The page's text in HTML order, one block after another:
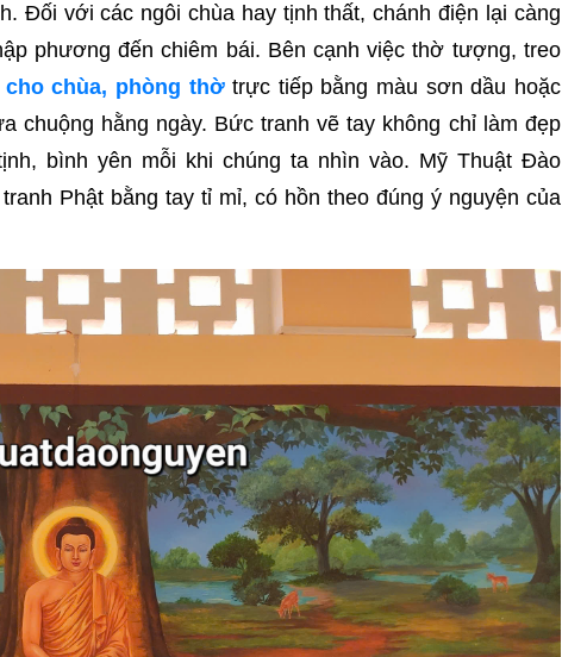
Đối với các ngôi chùa hay tịnh thất, chánh điện lại càng
phương đến chiêm bái. Bên cạnh việc thờ tượng, treo
chùa, phòng thờtrực tiếp bằng màu sơn dầu hoặc
chuộng hằng ngày. Bức tranh vẽ tay không chỉ làm đẹp
bình yên mỗi khi chúng ta nhìn vào. Mỹ Thuật Đào
Phật bằng tay tỉ mỉ, có hồn theo đúng ý nguyện của